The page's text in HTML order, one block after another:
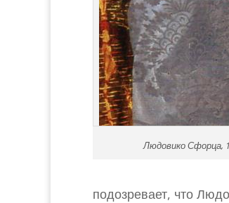
Людовико Сфорца,
подозревает, что